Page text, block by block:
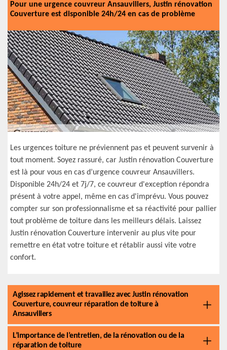
Pour une urgence couvreur Ansauvillers, Justin rénovation
Couverture est disponible 24h/24 en cas de problème
Les urgences toiture ne préviennent pas et peuvent survenir à
tout moment. Soyez rassuré, car Justin rénovation Couverture
est là pour vous en cas d’urgence couvreur Ansauvillers.
Disponible 24h/24 et 7j/7, ce couvreur d'exception répondra
présent à votre appel, même en cas d'imprévu. Vous pouvez
compter sur son professionnalisme et sa réactivité pour pallier
tout problème de toiture dans les meilleurs délais. Laissez
Justin rénovation Couverture intervenir au plus vite pour
remettre en état votre toiture et rétablir aussi vite votre
confort.
Agissez rapidement et travaillez avec Justin rénovation
Couverture, couvreur réparation de toiture à
Ansauvillers
L’importance de l’entretien, de la rénovation ou de la
réparation de toiture